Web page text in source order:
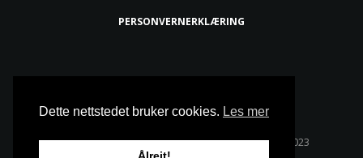
PERSONVERNERKLÆRING
Alle rettigheter reservert • Copyright © Natt & Dag 2023
Dette nettstedet bruker cookies. Les mer